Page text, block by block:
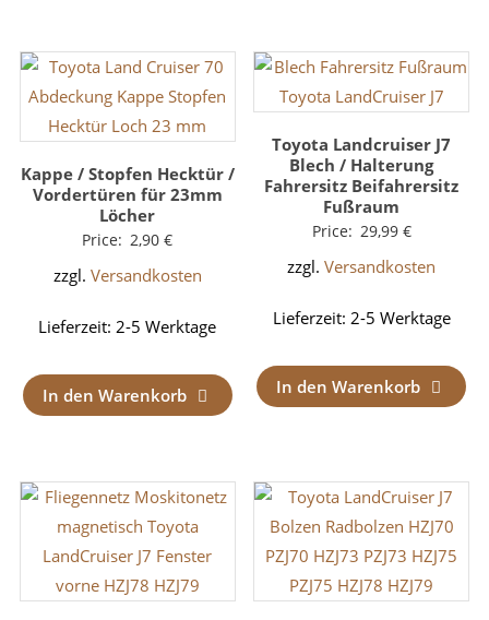
Kappe / Stopfen Hecktür /
Vordertüren für 23mm
Löcher
Price: 2,90€
zzgl. Versandkosten
Lieferzeit: 2-5 Werktage
In den Warenkorb
Toyota Landcruiser J7
Blech / Halterung
Fahrersitz Beifahrersitz
Fußraum
Price: 29,99 €
zzgl.Versandkosten
Lieferzeit: 2-5 Werktage
In den Warenkorb